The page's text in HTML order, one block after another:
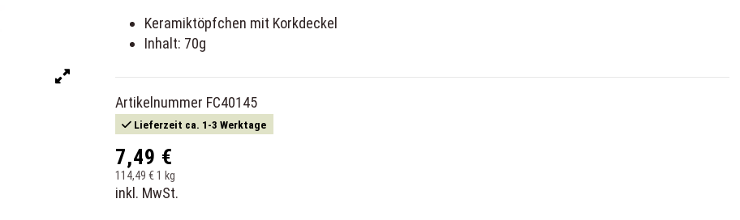
Keramiktöpfchen mit Korkdeckel
Inhalt: 70g
Artikelnummer FC40145
Lieferzeit ca. 1-3 Werktage
7,49 €
114,49 € 1 kg
inkl. MwSt.